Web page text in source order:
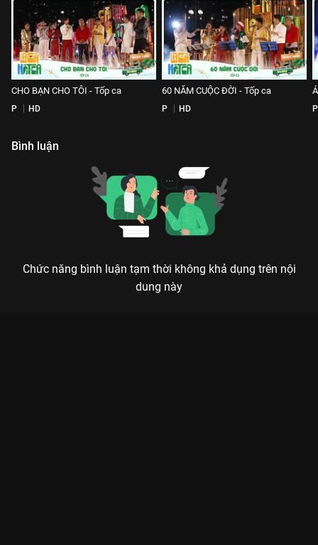
CHO BẠN CHO TÔI - Tốp ca
P HD
60 NĂM CUỘC ĐỜI - Tốp ca
P HD P
Bình luận
Chức năng bình luận tạm thời không khả dụng trên nội
dung này